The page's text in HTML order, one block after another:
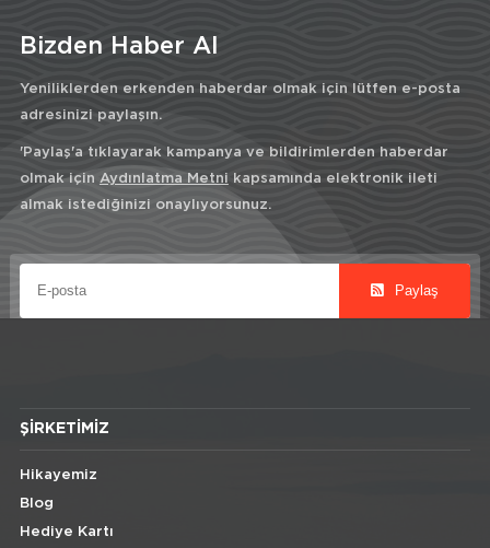
Bizden Haber Al
Yeniliklerden erkenden haberdar olmak için lütfen e-posta
adresinizi paylaşın.
'Paylaş'a tıklayarak kampanya ve bildirimlerden haberdar
olmak için Aydınlatma Metni kapsamında elektronik ileti
almak istediğinizi onaylıyorsunuz.
Paylaş
ŞIRKETIMIZ
Hikayemiz
Blog
Hediye Kartı